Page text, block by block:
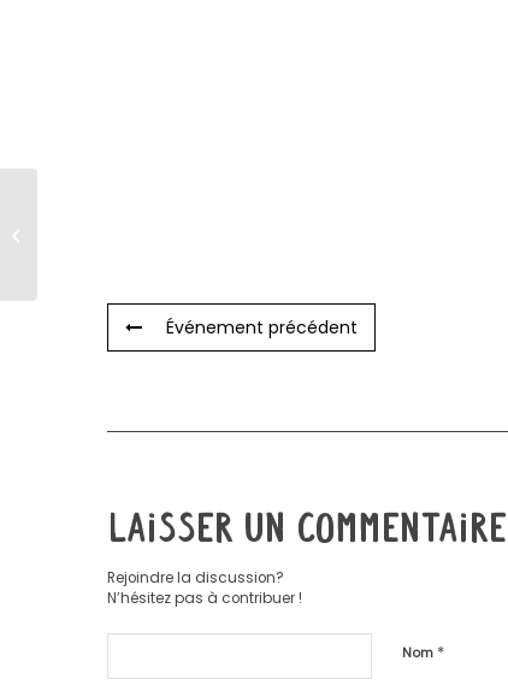
Événement précédent
Laisser un commentaire
Rejoindre la discussion?
N’hésitez pas à contribuer !
Nom *